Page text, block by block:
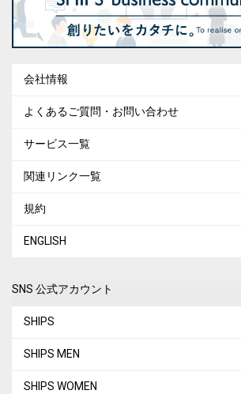
会社情報
よくあるご質問・お問い合わせ
サービス一覧
関連リンク一覧
規約
ENGLISH
SNS 公式アカウント
SHIPS
SHIPS MEN
SHIPS WOMEN